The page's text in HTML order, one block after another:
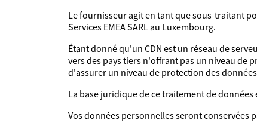
Le fournisseur agit en tant que sous-traitant
Services EMEA SARL au Luxembourg.
Étant donné qu'un CDN est un réseau de
vers des pays tiers n'offrant pas un niveau de
d'assurer un niveau de protection des
La base juridique de ce traitement de
Vos données personnelles seront conservées